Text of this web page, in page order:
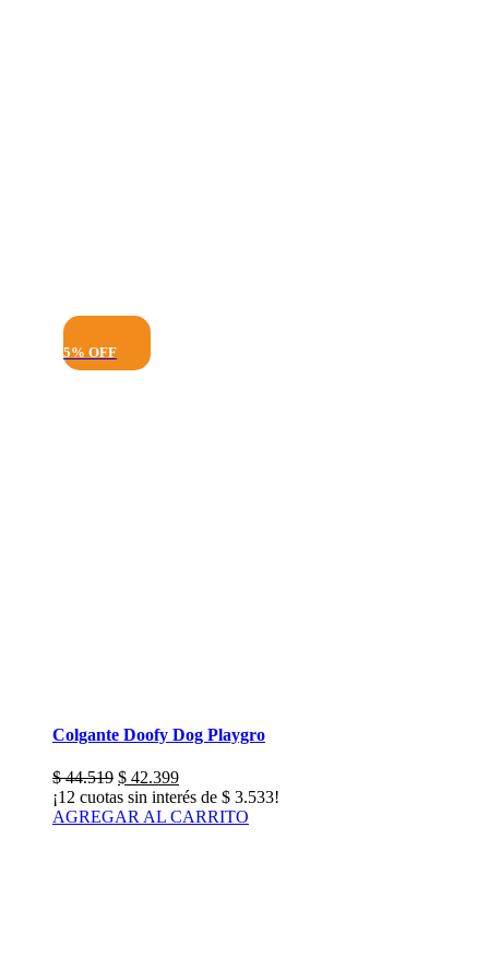
5% OFF
Colgante Doofy Dog Playgro
$44.519 El
precio
original
$ 42.399El
precio
actual
¡12 cuotas sin interés de $ 3.533!
AGREGAR AL CARRITO